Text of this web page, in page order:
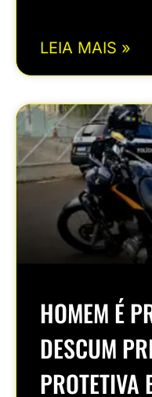
LEIA MAIS »
HOMEM É
DESCUM
PROTETIVA